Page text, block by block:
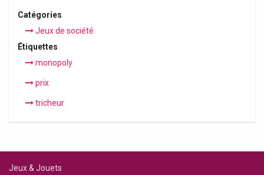
Catégories
Jeux de société
Étiquettes
monopoly
prix
tricheur
Jeux & Jouets